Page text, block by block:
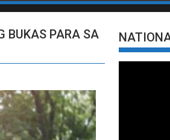
BUKAS PARA SA